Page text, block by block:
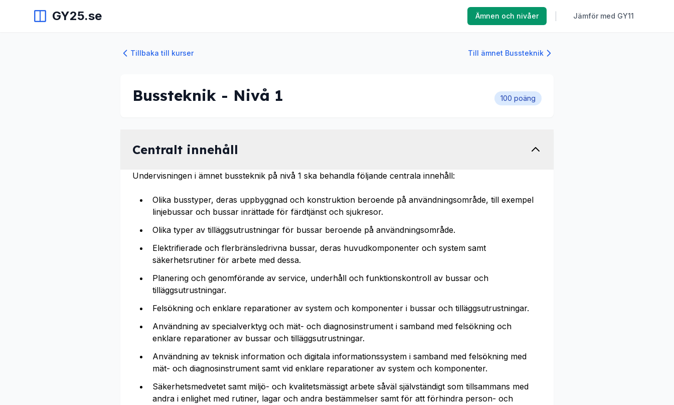
GY25.se Ämnen och nivåer Jämför med GY11
Tillbaka till kurser Till ämnet Bussteknik
Bussteknik - Nivå 1 100 poäng
Centralt innehåll
Undervisningen i ämnet bussteknik på nivå 1 ska behandla följande centrala innehåll:
Olika busstyper, deras uppbyggnad och konstruktion beroende på användningsområde, till exempel
linjebussar och bussar inrättade för färdtjänst och sjukresor.
Olika typer av tilläggsutrustningar för bussar beroende på användningsområde.
Elektrifierade och flerbränsledrivna bussar, deras huvudkomponenter och system samt
säkerhetsrutiner för arbete med dessa.
Planering och genomförande av service, underhåll och funktionskontroll av bussar och
tilläggsutrustningar.
Felsökning och enklare reparationer av system och komponenter i bussar och tilläggsutrustningar.
Användning av specialverktyg och mät- och diagnosinstrument i samband med felsökning och
enklare reparationer av bussar och tilläggsutrustningar.
Användning av teknisk information och digitala informationssystem i samband med felsökning med
mät- och diagnosinstrument samt vid enklare reparationer av system och komponenter.
Säkerhetsmedvetet samt miljö- och kvalitetsmässigt arbete såväl självständigt som tillsammans med
andra i enlighet med rutiner, lagar och andra bestämmelser samt för att förhindra person- och